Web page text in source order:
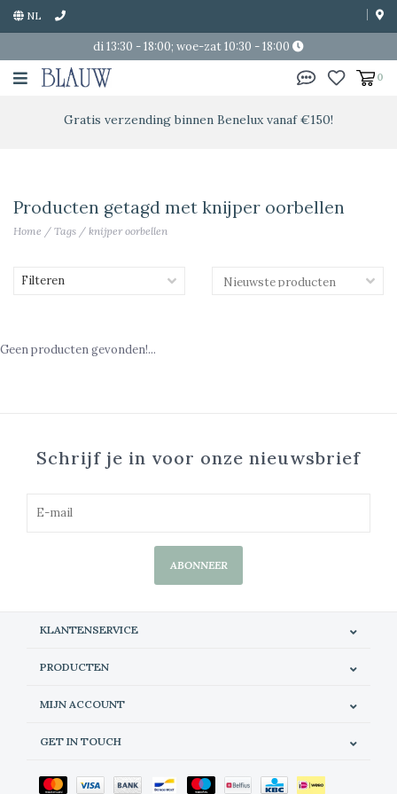
NL
di 13:30 - 18:00; woe-zat 10:30 - 18:00
0
Gratis verzending binnen Benelux vanaf €150!
Producten getagd met knijper oorbellen
Home / Tags / knijper oorbellen
Filteren
Geen producten gevonden!...
Schrijf je in voor onze nieuwsbrief
ABONNEER
KLANTENSERVICE
PRODUCTEN
MIJN ACCOUNT
GET IN TOUCH